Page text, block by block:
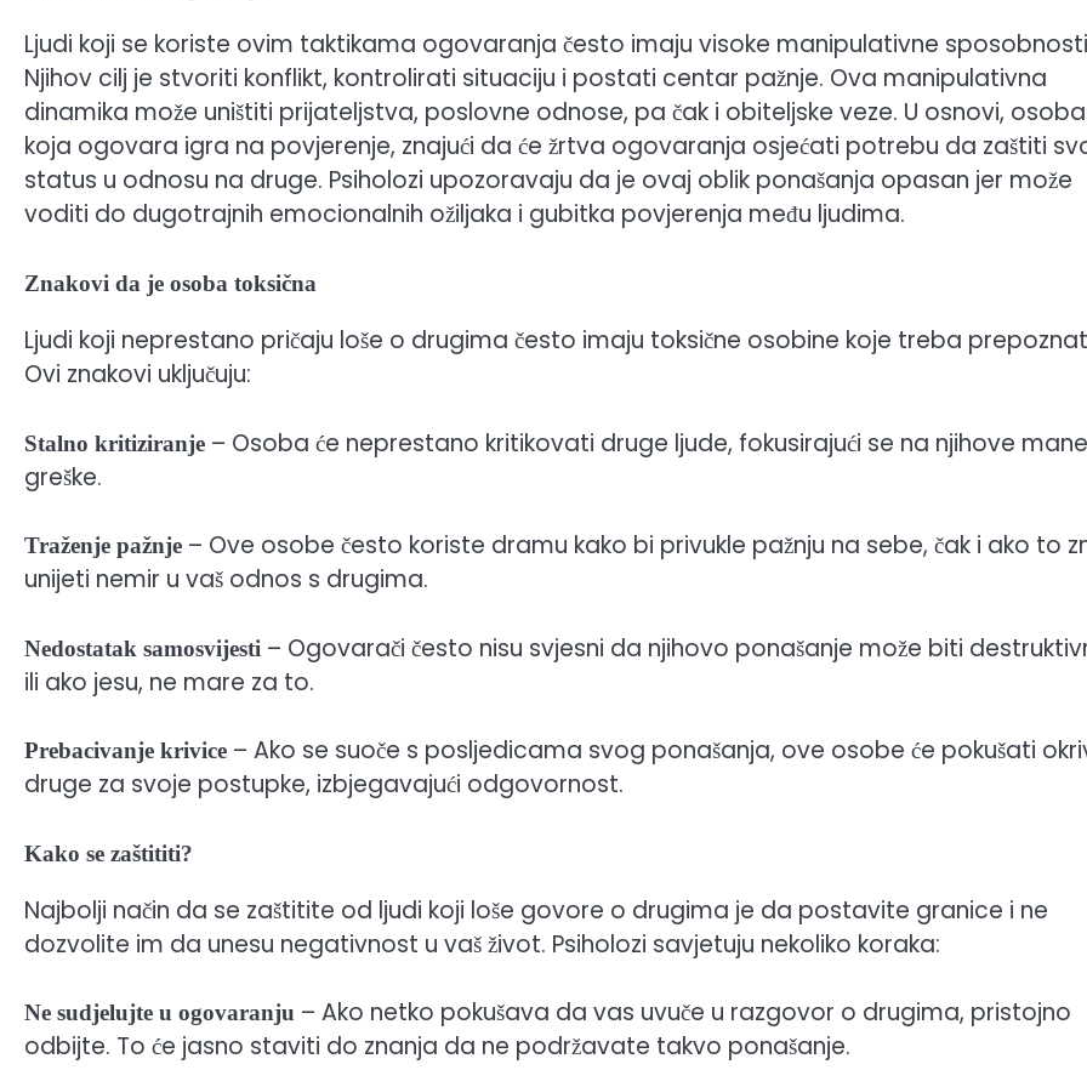
Ljudi koji se koriste ovim taktikama ogovaranja često imaju visoke manipulativne
Njihov cilj je stvoriti konflikt, kontrolirati situaciju i postati centar pažnje. Ova manipulativna
dinamika može uništiti prijateljstva, poslovne odnose, pa čak i obiteljske veze. U osnovi, osoba
koja ogovara igra na povjerenje, znajući da će žrtva ogovaranja osjećati potrebu da zaštiti
status u odnosu na druge. Psiholozi upozoravaju da je ovaj oblik ponašanja opasan jer može
voditi do dugotrajnih emocionalnih ožiljaka i gubitka povjerenja među ljudima.
Znakovi da je osoba toksična
Ljudi koji neprestano pričaju loše o drugima često imaju toksične osobine koje treba
Ovi znakovi uključuju:
Stalno kritiziranje – Osoba će neprestano kritikovati druge ljude, fokusirajući se na njihove
greške.
Traženje pažnje – Ove osobe često koriste dramu kako bi privukle pažnju na sebe, čak i ako to
unijeti nemir u vaš odnos s drugima.
Nedostatak samosvijesti – Ogovarači često nisu svjesni da njihovo ponašanje može biti
ili ako jesu, ne mare za to.
Prebacivanje krivice – Ako se suoče s posljedicama svog ponašanja, ove osobe će pokušati
druge za svoje postupke, izbjegavajući odgovornost.
Kako se zaštititi?
Najbolji način da se zaštitite od ljudi koji loše govore o drugima je da postavite granice i ne
dozvolite im da unesu negativnost u vaš život. Psiholozi savjetuju nekoliko koraka:
Ne sudjelujte u ogovaranju – Ako netko pokušava da vas uvuče u razgovor o drugima, pristojno
odbijte. To će jasno staviti do znanja da ne podržavate takvo ponašanje.